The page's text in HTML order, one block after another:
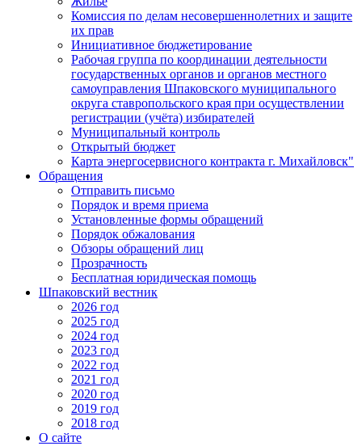
Комиссия по делам несовершеннолетних и защите
их прав
Инициативное бюджетирование
Рабочая группа по координации деятельности
государственных органов и органов местного
самоуправления Шпаковского муниципального
округа ставропольского края при осуществлении
регистрации (учёта) избирателей
Муниципальный контроль
Открытый бюджет
Карта энергосервисного контракта г. Михайловск"
Обращения
Отправить письмо
Порядок и время приема
Установленные формы обращений
Порядок обжалования
Обзоры обращений лиц
Прозрачность
Бесплатная юридическая помощь
Шпаковский вестник
2026 год
2025 год
2024 год
2023 год
2022 год
2021 год
2020 год
2019 год
2018 год
О сайте